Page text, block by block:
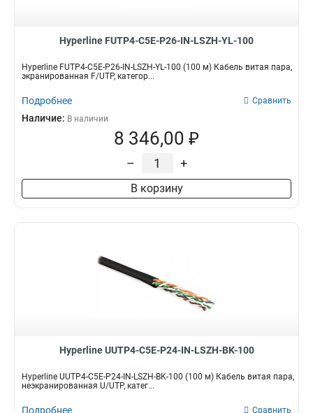
Hyperline FUTP4-C5E-P26-IN-LSZH-YL-100
Hyperline FUTP4-C5E-P26-IN-LSZH-YL-100 (100 м) Кабель витая пара,
экранированная F/UTP, категор...
Подробнее Сравнить
Наличие: В наличии
8 346,00 ₽
– +
В корзину
Hyperline UUTP4-C5E-P24-IN-LSZH-BK-100
Hyperline UUTP4-C5E-P24-IN-LSZH-BK-100 (100 м) Кабель витая пара,
неэкранированная U/UTP, катег...
Подробнее Сравнить